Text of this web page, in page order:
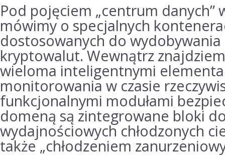
Pod pojęciem „centrum danych”
mówimy o specjalnych
dostosowanych do wydobywania
kryptowalut.Wewnątrz
wieloma inteligentnymi
monitorowania w czasie
funkcjonalnymi modułami
domeną są zintegrowane bloki
wydajnościowych chłodzonych
także „chłodzeniem